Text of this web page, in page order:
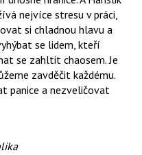
nejvíce stresu v práci,
si chladnou hlavu a
se lidem, kteří
se zahltit chaosem. Je
zavděčit každému.
panice a nezveličovat